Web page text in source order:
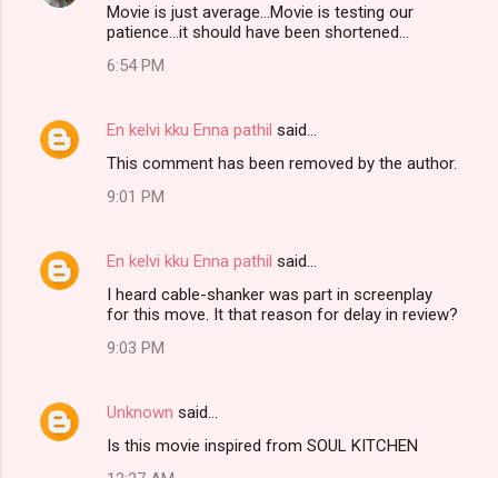
Movie is just average...Movie is testing our
patience...it should have been shortened...
6:54 PM
En kelvi kku Enna pathil said…
This comment has been removed by the author.
9:01 PM
En kelvi kku Enna pathil said…
I heard cable-shanker was part in screenplay
for this move. It that reason for delay in review?
9:03 PM
Unknown said…
Is this movie inspired from SOUL KITCHEN